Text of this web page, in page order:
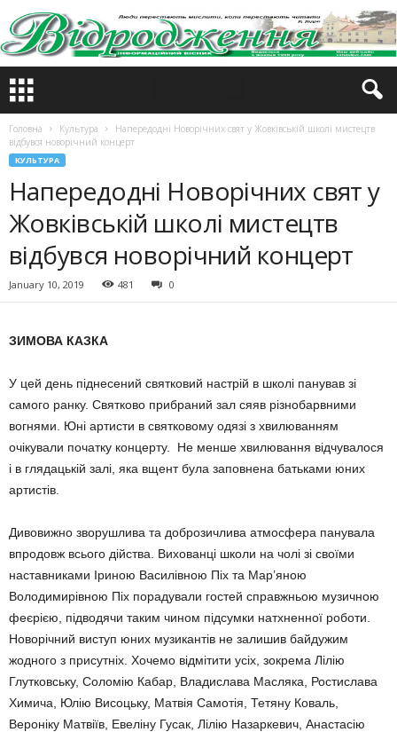
Головна Культура
Напередодні Новорічних свят у Жовківській школі мистецтв
відбувся новорічний концерт
КУЛЬТУРА
Напередодні Новорічних свят у
Жовківській школі мистецтв
відбувся новорічний концерт
January 10, 2019 481 0
ЗИМОВА КАЗКА
У цей день піднесений святковий настрій в школі панував зі
самого ранку. Святково прибраний зал сяяв різнобарвними
вогнями. Юні артисти в святковому одязі з хвилюванням
очікували початку концерту. Не менше хвилювання відчувалося
і в глядацькій залі, яка вщент була заповнена батьками юних
артистів.
Дивовижно зворушлива та доброзичлива атмосфера панувала
впродовж всього дійства. Вихованці школи на чолі зі своїми
наставниками Іриною Василівною Піх та Мар’яною
Володимирівною Піх порадували гостей справжньою музичною
феєрією, підводячи таким чином підсумки натхненної роботи.
Новорічний виступ юних музикантів не залишив байдужим
жодного з присутніх. Хочемо відмітити усіх, зокрема Лілію
Глутковську, Соломію Кабар, Владислава Масляка, Ростислава
Химича, Юлію Висоцьку, Матвія Самотія, Тетяну Коваль,
Вероніку Матвіїв, Евеліну Гусак, Лілію Назаркевич, Анастасію